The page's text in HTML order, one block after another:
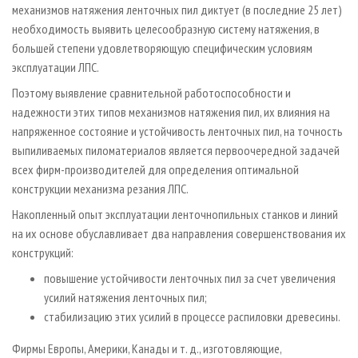
механизмов натяжения ленточных пил диктует (в последние 25 лет)
необходимость выявить целесообразную систему натяжения, в
большей степени удовлетворяющую специфическим условиям
эксплуатации ЛПС.
Поэтому выявление сравнительной работоспособности и
надежности этих типов механизмов натяжения пил, их влияния на
напряженное состояние и устойчивость ленточных пил, на точность
выпиливаемых пиломатериалов является первоочередной задачей
всех фирм-производителей для определения оптимальной
конструкции механизма резания ЛПС.
Накопленный опыт эксплуатации ленточнопильных станков и линий
на их основе обуславливает два направления совершенствования их
конструкций:
повышение устойчивости ленточных пил за счет увеличения
усилий натяжения ленточных пил;
стабилизацию этих усилий в процессе распиловки древесины.
Фирмы Европы, Америки, Канады и т. д., изготовляющие,